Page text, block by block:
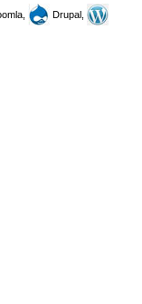
Drupal,